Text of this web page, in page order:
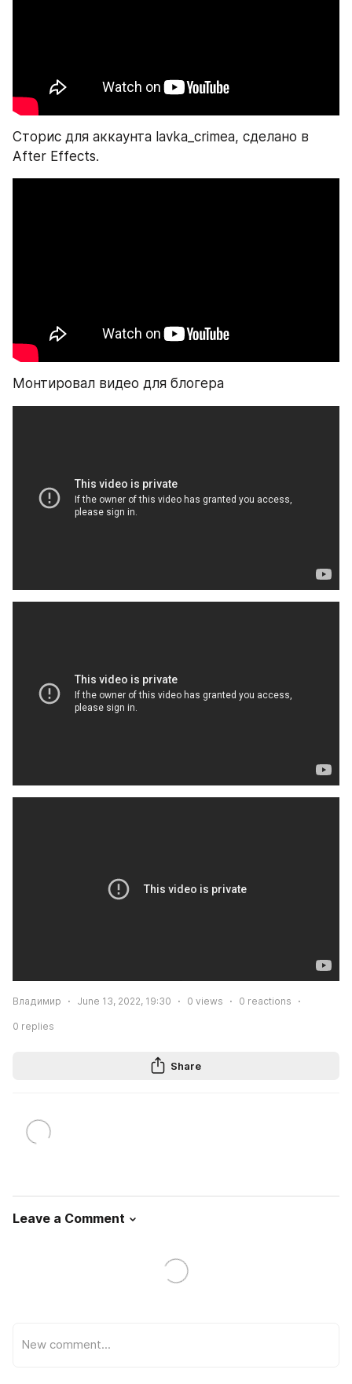
Сторис для аккаунта lavka_crimea, сделано в
After Effects.
Монтировал видео для блогера
Владимир June 13, 2022, 19:30 0 views 0 reactions
0 replies
Share
Leave a Comment